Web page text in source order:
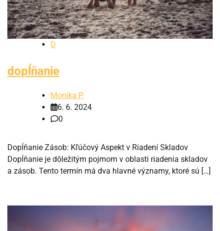
D
dopĺňanie
Monika P.
6. 6. 2024
0
Dopĺňanie Zásob: Kľúčový Aspekt v Riadení Skladov
Dopĺňanie je dôležitým pojmom v oblasti riadenia skladov
a zásob. Tento termín má dva hlavné významy, ktoré sú […]